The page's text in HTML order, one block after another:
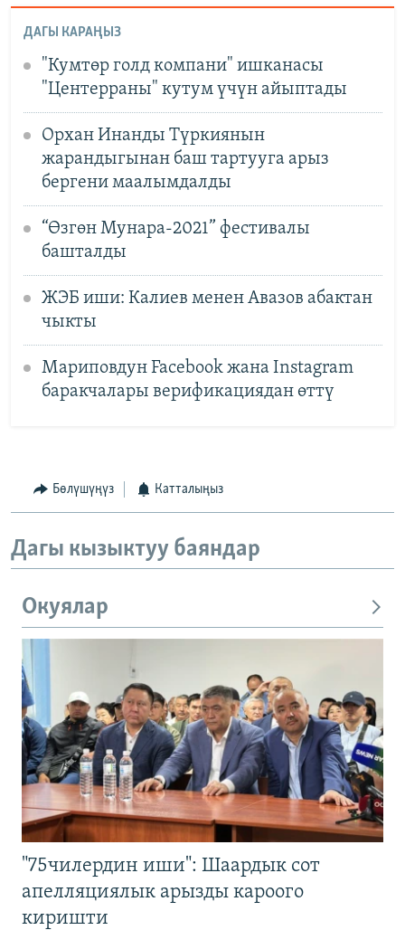
ДАГЫ КАРАҢЫЗ
"Кумтөр голд компани" ишканасы
"Центерраны" кутум үчүн айыптады
Орхан Инанды Түркиянын
жарандыгынан баш тартууга арыз
бергени маалымдалды
“Өзгөн Мунара-2021” феcтивалы
башталды
ЖЭБ иши: Калиев менен Авазов абактан
чыкты
Мариповдун Facebook жана Instagram
баракчалары верификациядан өттү
Бөлүшүңүз Катталыңыз
Дагы кызыктуу баяндар
Окуялар
"75чилердин иши": Шаардык сот
апелляциялык арызды кароого
киришти